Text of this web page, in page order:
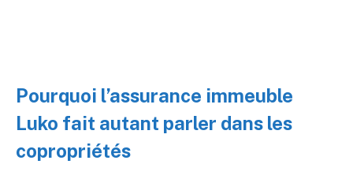
Pourquoi l’assurance immeuble
Luko fait autant parler dans les
copropriétés